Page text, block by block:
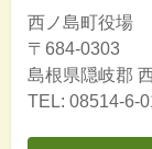
西ノ島町役場
〒684-0303
島根県隠岐郡
TEL: 08514-6-